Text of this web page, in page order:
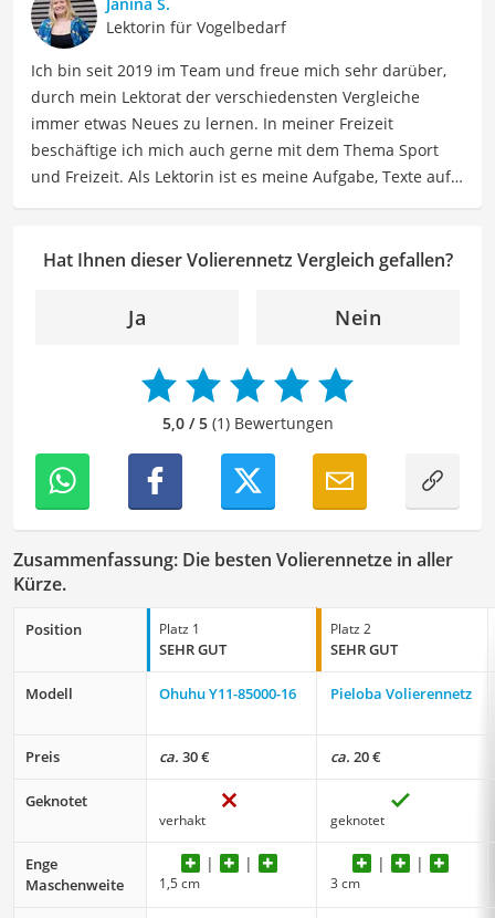
Haushaltswaren und vieles mehr. Meine Beiträge
umfassen Produktvergleiche, Tipps, Trends und
Empfehlungen, um Lesern dabei zu helfen, die besten
Produkte für ihre Bedürfnisse zu finden sowie sowohl ihre
Schönheits- als auch Pflegeroutine zu optimieren.
Der Volierennetz-Vergleich ist aus unserer Sicht
besonders empfehlenswert fürVogelhalter.
Lektorin für Vogelbedarf
Ich bin seit 2019 im Team und freue mich sehr darüber,
durch mein Lektorat der verschiedensten Vergleiche
immer etwas Neues zu lernen. In meiner Freizeit
beschäftige ich mich auch gerne mit dem Thema Sport
und Freizeit. Als Lektorin ist es meine Aufgabe, Texte auf
Autoren dabei zu helfen, ihre Botschaften klar und
das geschriebene Wort und meine breitgefächerten
Interessen, bringe ich frische Perspektiven sowie neue
Ideen in den Lektoratsprozess ein, um sicherzustellen,
dass die Texte sowohl qualitativ hochwertig als auch
ansprechend sind.
Hat Ihnen dieser Volierennetz Vergleich gefallen?
Ja Nein
5,0 / 5(1) Bewertungen
Zusammenfassung: Die besten Volierennetze in aller
Kürze.
Position Platz 1
SEHR GUT
Platz 2
SEHR GUT
Modell Ohuhu Y11-85000-16 Pieloba Volierennetz
Preis ca. 30 € ca. 20 €
Geknotet
verhakt geknotet
Enge
Maschenweite
1,5 cm 3 cm